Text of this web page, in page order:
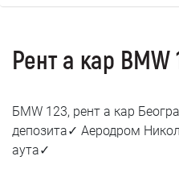
О нама
Најчешћа питања
Блог
Рент а кар BMW
БМW 123, рент а кар
депозита✓ Аеродром
аута✓